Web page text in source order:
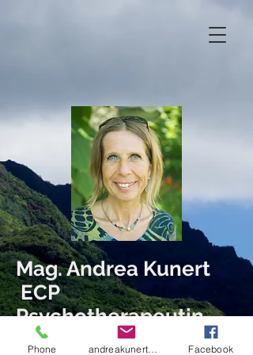
Mag. Andrea Kunert
ECP
Psychotherapeutin
Datenschutzerklärung / Impressum
Phone Facebook